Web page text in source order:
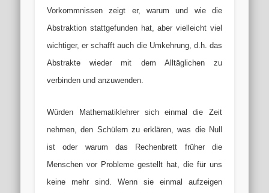
Vorkommnissen zeigt er, warum und wie die
Abstraktion stattgefunden hat, aber vielleicht viel
wichtiger, er schafft auch die Umkehrung, d.h. das
Abstrakte wieder mit dem Alltäglichen zu
verbinden und anzuwenden.
Würden Mathematiklehrer sich einmal die Zeit
nehmen, den Schülern zu erklären, was die Null
ist oder warum das Rechenbrett früher die
Menschen vor Probleme gestellt hat, die für uns
keine mehr sind. Wenn sie einmal aufzeigen